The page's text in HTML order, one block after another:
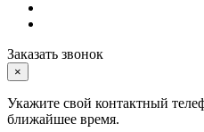
Заказать звонок
×
Укажите свой контактный
ближайшее время.